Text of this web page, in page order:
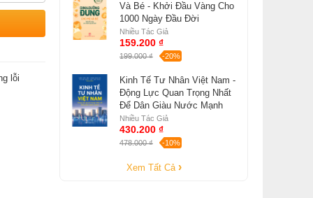
lỗi
Và Bé - Khởi Đầu Vàng Cho
1000 Ngày Đầu Đời
Nhiều Tác Giả
159.200 ₫
199.000 ₫ -20%
Kinh Tế Tư Nhân Việt Nam -
Động Lực Quan Trọng Nhất
Để Dân Giàu Nước Mạnh
Nhiều Tác Giả
430.200 ₫
478.000 ₫ -10%
Xem Tất Cả